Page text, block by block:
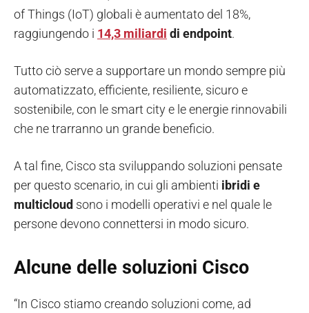
of Things (IoT) globali è aumentato del 18%,
raggiungendo i 14,3 miliardi di endpoint.
Tutto ciò serve a supportare un mondo sempre più
automatizzato, efficiente, resiliente, sicuro e
sostenibile, con le smart city e le energie rinnovabili
che ne trarranno un grande beneficio.
A tal fine, Cisco sta sviluppando soluzioni pensate
per questo scenario, in cui gli ambienti ibridi e
multicloud sono i modelli operativi e nel quale le
persone devono connettersi in modo sicuro.
Alcune delle soluzioni Cisco
“In Cisco stiamo creando soluzioni come, ad